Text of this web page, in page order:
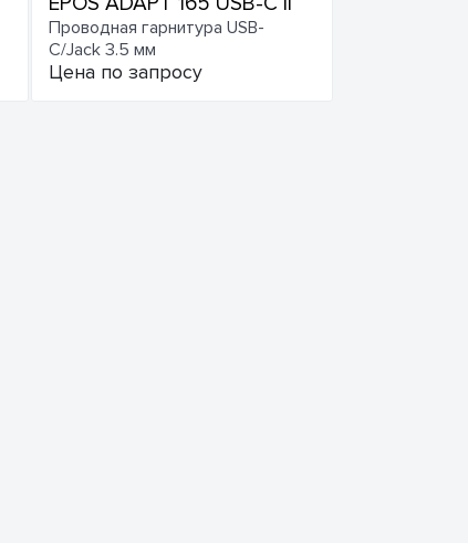
Проводная гарнитура USB-
C/Jack 3.5 мм
Цена по запросу